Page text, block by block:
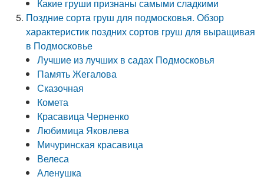
Какие груши признаны самыми сладкими
Поздние сорта груш для подмосковья. Обзор
характеристик поздних сортов груш для выращивая
в Подмосковье
Лучшие из лучших в садах Подмосковья
Память Жегалова
Сказочная
Комета
Красавица Черненко
Любимица Яковлева
Мичуринская красавица
Велеса
Аленушка